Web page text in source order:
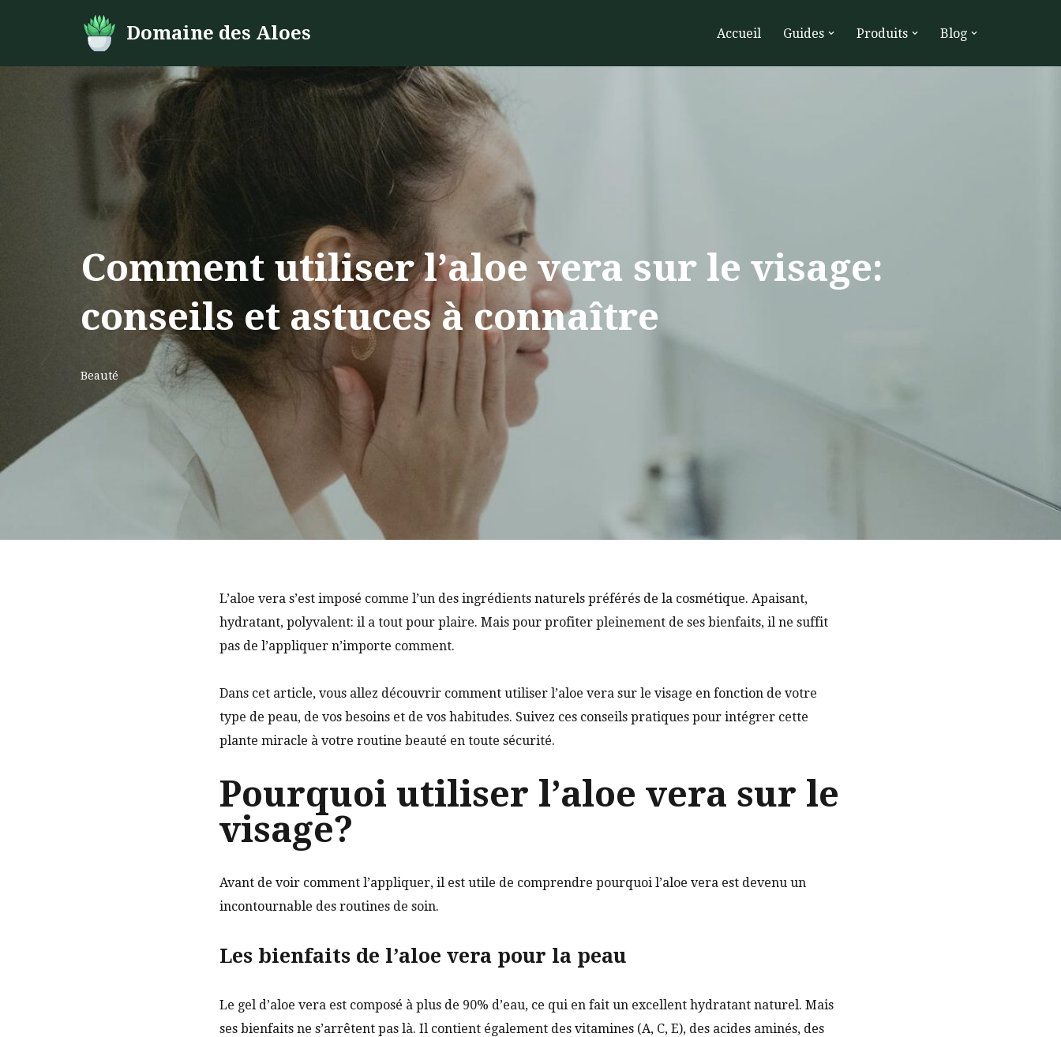
au
Domaine des Aloes Accueil Guides Produits Blog
Comment utiliser l’aloe vera sur le visage:
conseils et astuces à connaître
Beauté
L’aloe vera s’est imposé comme l’un des ingrédients naturels préférés de la cosmétique. Apaisant,
hydratant, polyvalent: il a tout pour plaire. Mais pour profiter pleinement de ses bienfaits, il ne suffit
pas de l’appliquer n’importe comment.
Dans cet article, vous allez découvrir comment utiliser l’aloe vera sur le visage en fonction de votre
type de peau, de vos besoins et de vos habitudes. Suivez ces conseils pratiques pour intégrer cette
plante miracle à votre routine beauté en toute sécurité.
Pourquoi utiliser l’aloe vera sur le
visage?
Avant de voir comment l’appliquer, il est utile de comprendre pourquoi l’aloe vera est devenu un
incontournable des routines de soin.
Les bienfaits de l’aloe vera pour la peau
Le gel d’aloe vera est composé à plus de 90% d’eau, ce qui en fait un excellent hydratant naturel. Mais
ses bienfaits ne s’arrêtent pas là. Il contient également des vitamines (A, C, E), des acides aminés, des